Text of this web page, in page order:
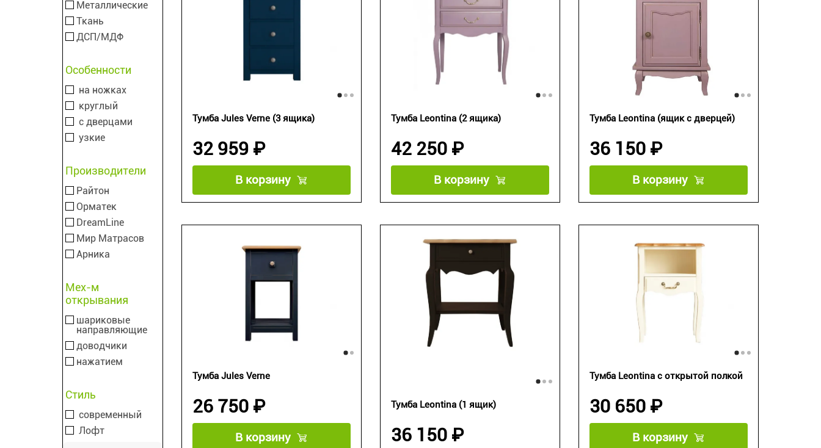
Металлические
Ткань
ДСП/МДФ
Особенности
на ножках
круглый
с дверцами
узкие
Производители
Райтон
Орматек
DreamLine
Мир Матрасов
Арника
Мех-м
открывания
шариковые
направляющие
доводчики
нажатием
Стиль
современный
Лофт
Тумба Jules Verne (3 ящика)
32 959 ₽
В корзину
Тумба Leontina (2 ящика)
42 250 ₽
В корзину
Тумба Leontina (ящик с дверцей)
36 150 ₽
В корзину
Тумба Jules Verne
26 750 ₽
В корзину
Тумба Leontina (1 ящик)
36 150 ₽
Тумба Leontina с открытой полкой
30 650 ₽
В корзину